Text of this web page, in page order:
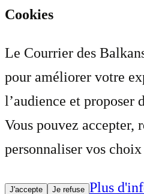
Cookies
Le Courrier des
pour améliorer votre
l’audience et proposer
Vous pouvez accepter,
personnaliser vos
J'accepte Je refuse Plus